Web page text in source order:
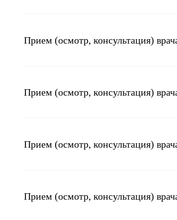
Прием (осмотр, консультация)
Прием (осмотр, консультация)
Прием (осмотр, консультация)
Прием (осмотр, консультация)